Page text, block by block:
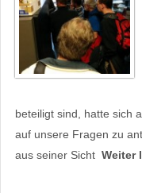
beteiligt sind, hatte sich
auf unsere Fragen zu
aus seiner Sicht Weiter